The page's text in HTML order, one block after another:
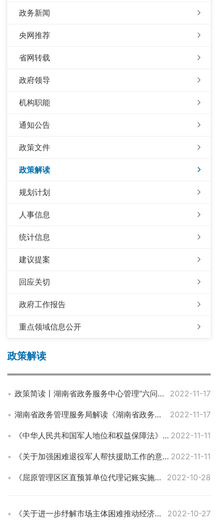
政务新闻
央网推荐
省网转载
政府领导
机构职能
通知公告
政策文件
政策解读
规划计划
人事信息
统计信息
建议提案
回应关切
政府工作报告
重点领域信息公开
政策解读
政策简读丨湖南省政务服务中心管理“六问六答” 2022-11-17
湖南省政务管理服务局解读《湖南省政务服务中心管理办法》 2022-11-17
《中华人民共和国军人地位和权益保障法》政策解读 2022-11-11
《关于加强困难退役军人帮扶援助工作的意见》政策解读 2022-11-11
《屈原管理区区直预算单位代理记账实施方案（试行）》文件解读 2022-10-28
《关于进一步纾解市场主体困难推动经济稳定运行的若干措施》政策解读 2022-10-27